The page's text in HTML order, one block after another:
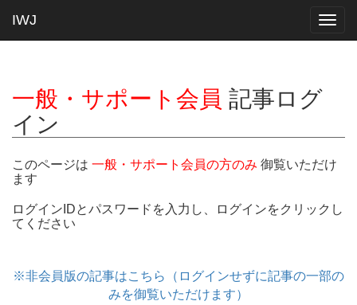
IWJ
一般・サポート会員 記事ログ
イン
このページは 一般・サポート会員の方のみ 御覧いただけ
ます
ログインIDとパスワードを入力し、ログインをクリックし
てください
※非会員版の記事はこちら（ログインせずに記事の一部の
みを御覧いただけます）